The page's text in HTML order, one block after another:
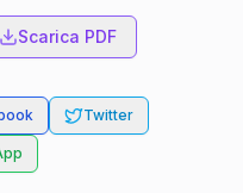
Scarica PDF
Twitter